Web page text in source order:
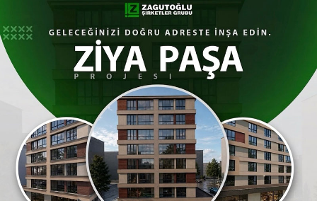
faaliyetlerin yıl boyunca kesintisiz devam
edeceğinin altını çizdi.
Gönderen: haber
YORUM YAZ
Bu habere yorumlar
ESKIŞEHIR SPOR HABERLERI